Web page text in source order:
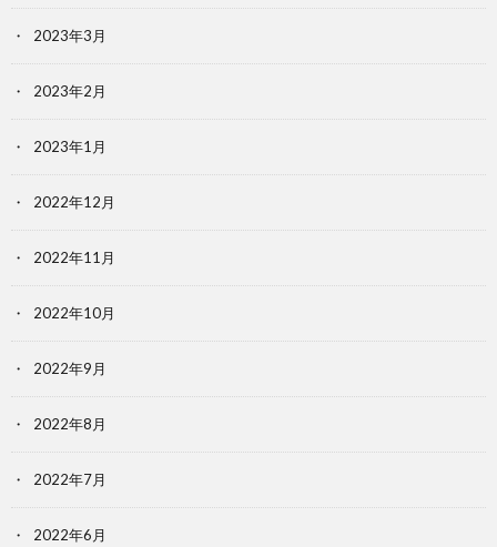
2023年3月
2023年2月
2023年1月
2022年12月
2022年11月
2022年10月
2022年9月
2022年8月
2022年7月
2022年6月